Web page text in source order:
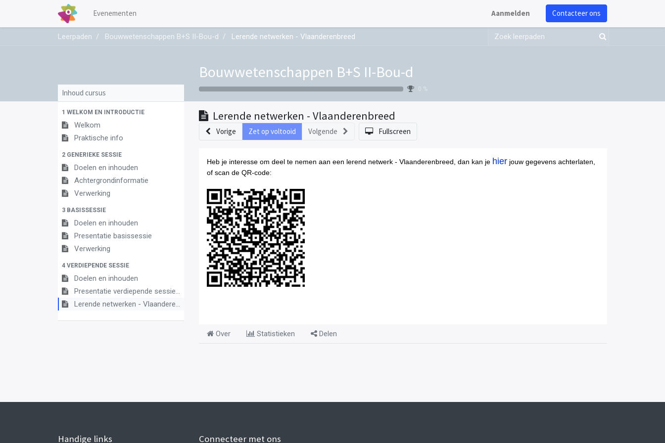
Evenementen Aanmelden Contacteer ons
Leerpaden Bouwwetenschappen B+S II-Bou-d Lerende netwerken - Vlaanderenbreed
Bouwwetenschappen B+S II-Bou-d
0 %
Inhoud cursus
1 WELKOM EN INTRODUCTIE
Welkom
Praktische info
2 GENERIEKE SESSIE
Doelen en inhouden
Achtergrondinformatie
Verwerking
3 BASISSESSIE
Doelen en inhouden
Presentatie basissessie
Verwerking
4 VERDIEPENDE SESSIE
Doelen en inhouden
Presentatie verdiepende sessie (vergeet jou niet aan te melden)
Lerende netwerken - Vlaanderenbreed
Lerende netwerken - Vlaanderenbreed
Vorige Zet op voltooid Volgende Fullscreen
Heb je interesse om deel te nemen aan een lerend netwerk - Vlaanderenbreed, dan kan je hier jouw gegevens achterlaten,
of scan de QR-code:
Over Statistieken Delen
Handige links Connecteer met ons